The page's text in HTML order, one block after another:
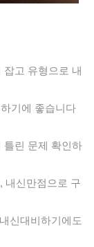
고 유형으로 내
기에 좋습니다
틀린 문제 확인하
내신만점으로 구
내신대비하기에도